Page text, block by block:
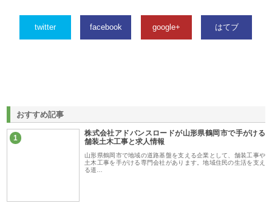
twitter facebook google+ はてブ
おすすめ記事
1
株式会社アドバンスロードが山形県鶴岡市で手がける
舗装土木工事と求人情報
山形県鶴岡市で地域の道路基盤を支える企業として、舗装工事や
土木工事を手がける専門会社があります。地域住民の生活を支え
る道…